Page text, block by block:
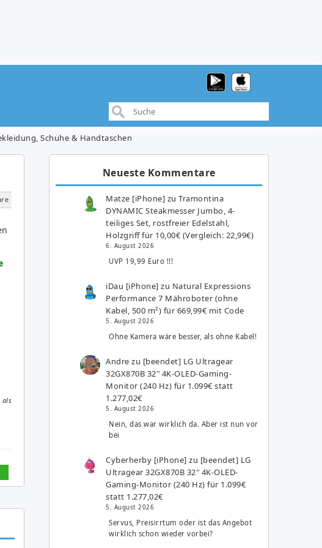
Schuhe & Handtaschen
als
Neueste Kommentare
Matze [iPhone] zuTramontina
DYNAMIC Steakmesser Jumbo, 4-
teiliges Set, rostfreier Edelstahl,
Holzgriff für 10,00€ (Vergleich: 22,99€)
6. August 2026
UVP 19,99 Euro !!!
iDau [iPhone] zu Natural Expressions
Performance 7 Mähroboter (ohne
Kabel, 500 m²) für 669,99€ mit Code
5. August 2026
Ohne Kamera wäre besser, als ohne Kabel!
Andre zu [beendet] LG Ultragear
32GX870B 32″ 4K-OLED-Gaming-
Monitor (240 Hz) für 1.099€ statt
1.277,02€
5. August 2026
Nein, das war wirklich da. Aber ist nun vor
bei
Cyberherby [iPhone] zu [beendet] LG
Ultragear 32GX870B 32″ 4K-OLED-
Gaming-Monitor (240 Hz) für 1.099€
statt 1.277,02€
5. August 2026
Servus, Preisirrtum oder ist das Angebot
wirklich schon wieder vorbei?